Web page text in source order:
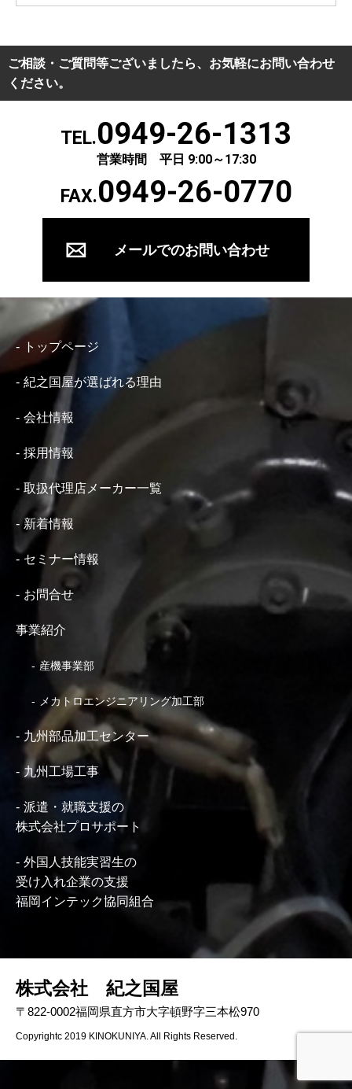
ご相談・ご質問等ございましたら、お気軽にお問い合わせ
ください。
TEL.0949-26-1313
営業時間 平日 9:00～17:30
FAX.0949-26-0770
メールでのお問い合わせ
トップページ
紀之国屋が選ばれる理由
会社情報
採用情報
取扱代理店メーカー一覧
新着情報
セミナー情報
お問合せ
事業紹介
産機事業部
メカトロエンジニアリング加工部
九州部品加工センター
九州工場工事
派遣・就職支援の
株式会社プロサポート
外国人技能実習生の
受け入れ企業の支援
福岡インテック協同組合
株式会社 紀之国屋
〒822-0002福岡県直方市大字頓野字三本松970
Copyrightc 2019 KINOKUNIYA. All Rights Reserved.